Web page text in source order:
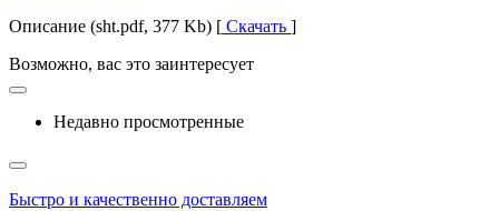
Описание (sht.pdf, 377 Kb) [ Скачать ]
Возможно, вас это заинтересует
Недавно просмотренные
Быстро и качественно доставляем